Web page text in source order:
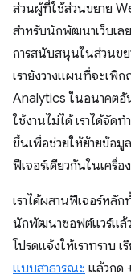
ส่วนผู้ที่ใช้ส่วนขยาย
สำหรับนักพัฒนาเว็บเล
การสนับสนุนในส่วนข
เรายังวางแผนที่จะเพิ
Analytics ในอนาคตอั
ใช้งานไม่ได้ เราได้จัดทำ
ขึ้นเพื่อช่วยให้ย้ายข้อ
ฟีเจอร์เดียวกันในเครื่
เราได้ผสานฟีเจอร์หลั
นักพัฒนาซอฟต์แวร์แล้
โปรดแจ้งให้เราทราบ
แบบสาธารณะ แล้วกด